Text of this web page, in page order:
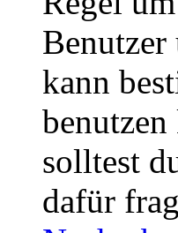
kann
solltest
dafür